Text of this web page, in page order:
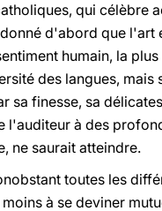
qui célèbre
d'abord que
humain, la
des langues,
sa finesse, sa
à des
ne saurait atteindre.
toutes les
à se deviner